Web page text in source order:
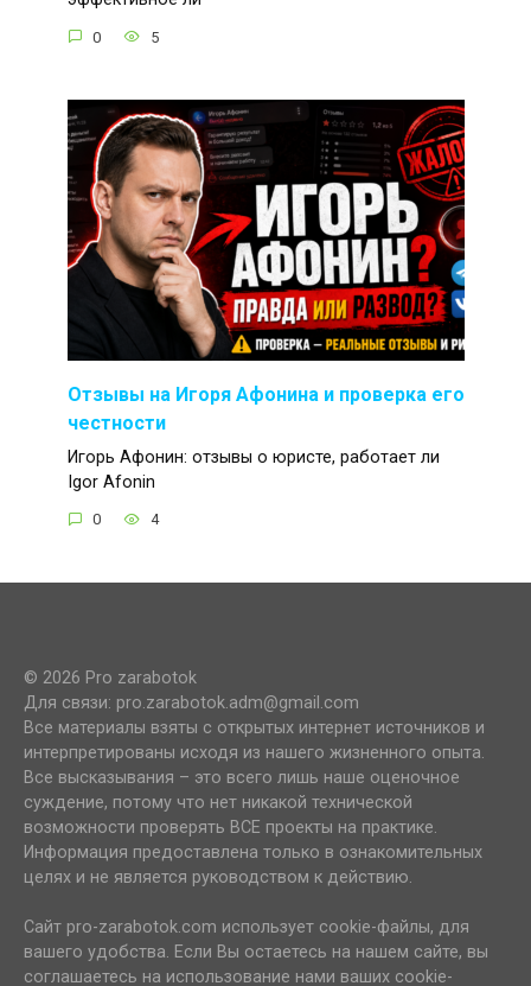
0 5
Отзывы на Игоря Афонина и проверка его
честности
Игорь Афонин: отзывы о юристе, работает ли
Igor Afonin
0 4
© 2026 Pro zarabotok
Для связи: pro.zarabotok.adm@gmail.com
Все материалы взяты с открытых интернет источников и
интерпретированы исходя из нашего жизненного опыта.
Все высказывания – это всего лишь наше оценочное
суждение, потому что нет никакой технической
возможности проверять ВСЕ проекты на практике.
Информация предоставлена только в ознакомительных
целях и не является руководством к действию.
Сайт pro-zarabotok.com использует cookie-файлы, для
вашего удобства. Если Вы остаетесь на нашем сайте, вы
соглашаетесь на использование нами ваших cookie-